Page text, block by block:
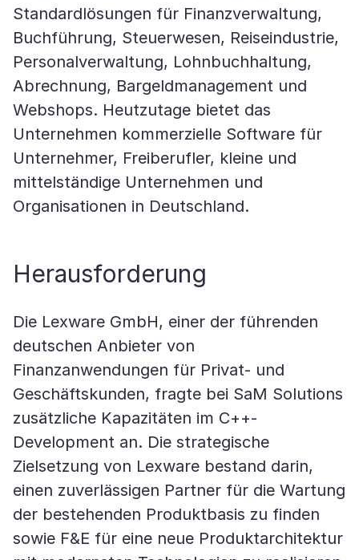
Standardlösungen für Finanzverwaltung,
Buchführung, Steuerwesen, Reiseindustrie,
Personalverwaltung, Lohnbuchhaltung,
Abrechnung, Bargeldmanagement und
Webshops. Heutzutage bietet das
Unternehmen kommerzielle Software für
Unternehmer, Freiberufler, kleine und
mittelständige Unternehmen und
Organisationen in Deutschland.
Herausforderung
Die Lexware GmbH, einer der führenden
deutschen Anbieter von
Finanzanwendungen für Privat- und
Geschäftskunden, fragte bei SaM Solutions
zusätzliche Kapazitäten im C++-
Development an. Die strategische
Zielsetzung von Lexware bestand darin,
einen zuverlässigen Partner für die Wartung
der bestehenden Produktbasis zu finden
sowie F&E für eine neue Produktarchitektur